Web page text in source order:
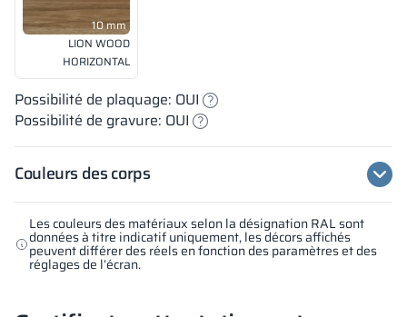
Les couleurs des matériaux selon la désignation RAL sont
données à titre indicatif uniquement, les décors affichés
peuvent différer des réels en fonction des paramètres et des
réglages de l’écran.
10 mm
LION WOOD
HORIZONTAL
Possibilité de plaquage: OUI
Possibilité de gravure: OUI
Couleurs des corps